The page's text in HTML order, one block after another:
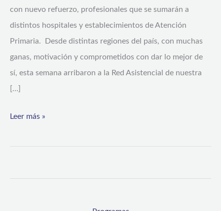
con nuevo refuerzo, profesionales que se sumarán a
distintos hospitales y establecimientos de Atención
Primaria. Desde distintas regiones del país, con muchas
ganas, motivación y comprometidos con dar lo mejor de
sí, esta semana arribaron a la Red Asistencial de nuestra
[…]
Leer más »